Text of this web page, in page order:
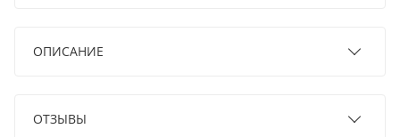
ОПИСАНИЕ
ОТЗЫВЫ